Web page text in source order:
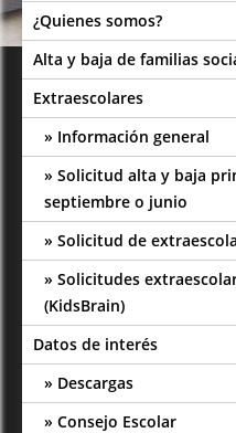
¿Quienes somos?
Alta y baja de familias
Extraescolares
Información general
Solicitud alta y baja
septiembre o junio
Solicitud de
Solicitudes
(KidsBrain)
Datos de interés
Descargas
Consejo Escolar